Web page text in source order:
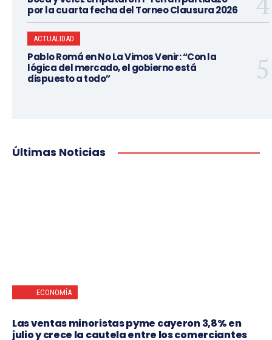
por la cuarta fecha del Torneo Clausura 2026
ACTUALIDAD
Pablo Romá en No La Vimos Venir: “Con la
lógica del mercado, el gobierno está
dispuesto a todo”
Últimas Noticias
ECONOMÍA
Las ventas minoristas pyme cayeron 3,8% en
julio y crece la cautela entre los comerciantes